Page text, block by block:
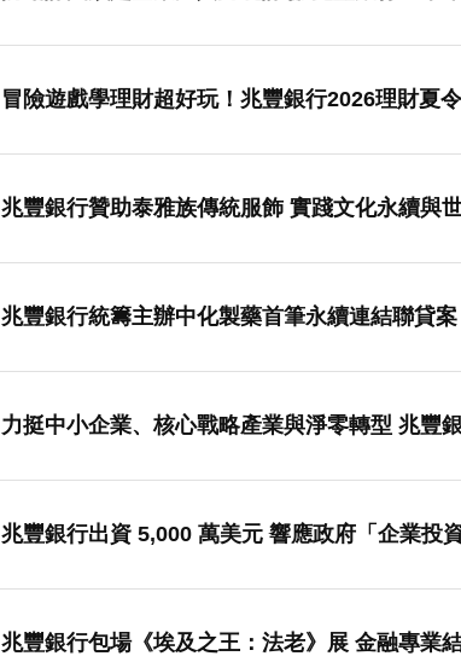
冒險遊戲學理財超好玩！兆豐銀行2026理財夏
兆豐銀行統籌主辦中化製藥首筆永續連結聯貸
力挺中小企業、核心戰略產業與淨零轉型 兆豐
兆豐銀行出資 5,000 萬美元 響應政府「企業投
兆豐銀行包場《埃及之王：